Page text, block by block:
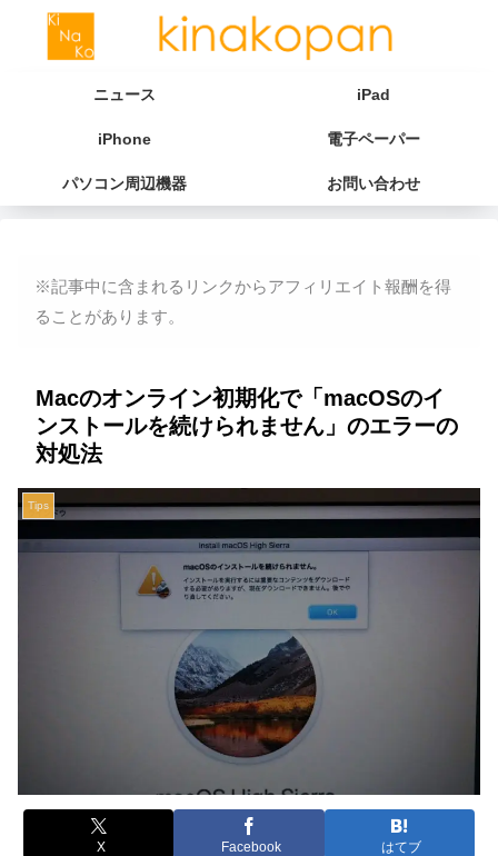
ニュース iPad
iPhone 電子ペーパー
パソコン周辺機器 お問い合わせ
※記事中に含まれるリンクからアフィリエイト報酬を得
ることがあります。
Macのオンライン初期化で「macOSのイ
ンストールを続けられません」のエラーの
対処法
Tips
X Facebook はてブ